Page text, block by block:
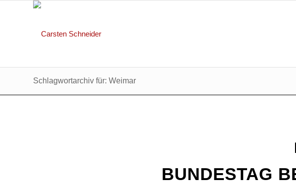
Schlagwortarchiv für: Weimar
BUNDESTAG